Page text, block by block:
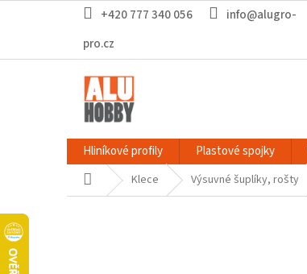
+420 777 340 056
info@alugro-
pro.cz
Hliníkové profily Plastové spojky
Domů Klece Výsuvné šuplíky, rošty